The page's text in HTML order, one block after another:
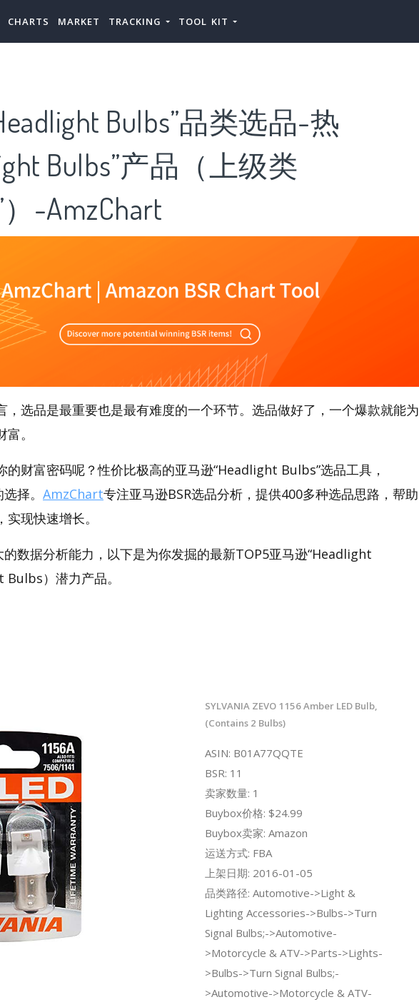
CHARTS MARKET TRACKING TOOL KIT
Bulbs”品类选品-热
Bulbs”产品（上级类
）-AmzChart
，选品是最重要也是最有难度的一个环节。选品做好了，一个爆款就能为
。
的财富密码呢？性价比极高的亚马逊“Headlight Bulbs”选品工具，
择。 AmzChart专注亚马逊BSR选品分析，提供400多种选品思路，帮助
现快速增长。
数据分析能力，以下是为你发掘的最新TOP5亚马逊“Headlight
）潜力产品。
SYLVANIA ZEVO 1156 Amber LED Bulb,
(Contains 2 Bulbs)
ASIN: B01A77QQTE
BSR: 11
卖家数量: 1
Buybox价格: $24.99
Buybox卖家: Amazon
运送方式: FBA
上架日期: 2016-01-05
品类路径: Automotive->Light &
Lighting Accessories->Bulbs->Turn
Signal Bulbs;->Automotive-
>Motorcycle & ATV->Parts->Lights-
>Bulbs->Turn Signal Bulbs;-
>Automotive->Motorcycle & ATV-